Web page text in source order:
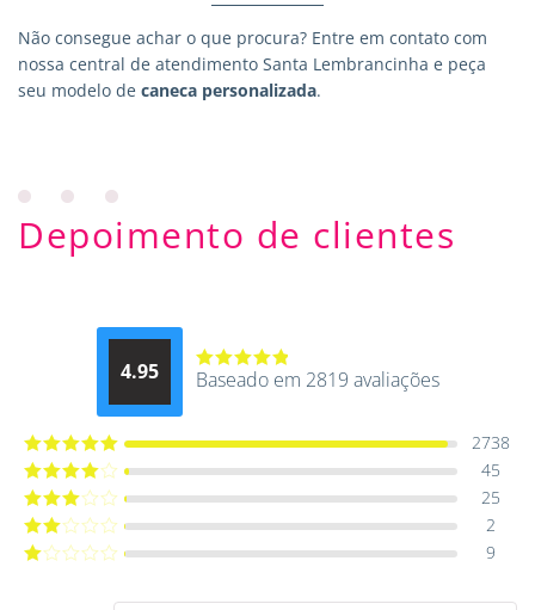
Não consegue achar o que procura? Entre em contato com
nossa central de atendimento Santa Lembrancinha e peça
seu modelo de caneca personalizada.
Depoimento de clientes
4.95
Avaliação
Baseado em 2819 avaliações
Avaliação5
2738
Avaliação
45
Avaliação
25
Avaliação
2
9